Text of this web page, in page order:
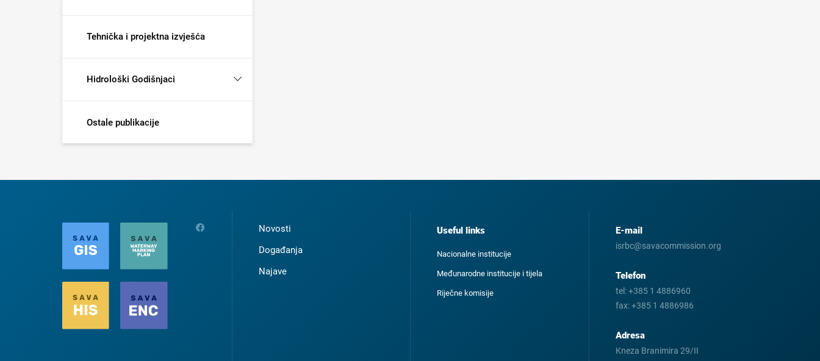
Tehnička i projektna izvješća
Hidrološki Godišnjaci
Ostale publikacije
Novosti
Događanja
Najave
Useful links
Nacionalne institucije
Međunarodne institucije i tijela
Riječne komisije
E-mail
isrbc@savacommission.org
Telefon
tel:+385 1 4886960
fax:+385 1 4886986
Adresa
Kneza Branimira 29/II